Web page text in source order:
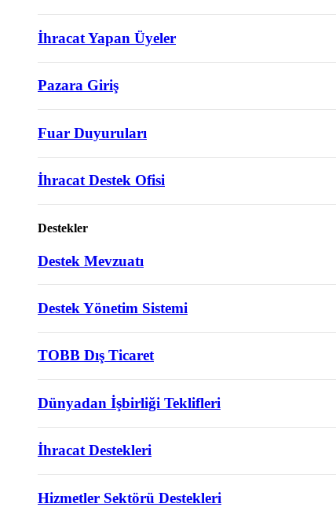
İhracat Yapan Üyeler
Pazara Giriş
Fuar Duyuruları
İhracat Destek Ofisi
Destekler
Destek Mevzuatı
Destek Yönetim Sistemi
TOBB Dış Ticaret
Dünyadan İşbirliği Teklifleri
İhracat Destekleri
Hizmetler Sektörü Destekleri